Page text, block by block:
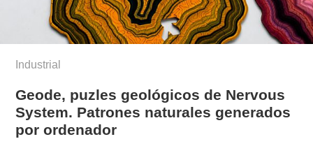
Industrial
Geode, puzles geológicos de Nervous
System. Patrones naturales generados
por ordenador